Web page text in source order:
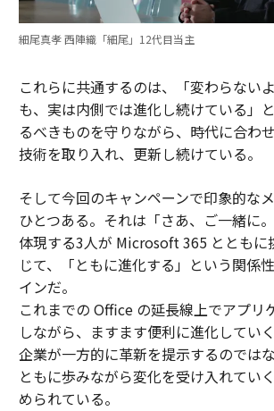
細尾真孝 西陣織「細尾」12代目当主
これらに共通するのは、「変わらない
も、実は内側では進化し続けている」
るべきものを守りながら、時代に合わ
技術を取り入れ、更新し続けている。
そして今回のキャンペーンで印象的な
ひとつある。それは「さあ、ご一緒に
体現する3人が Microsoft 365 とともに
じて、「ともに進化する」という関係
インだ。
これまでの Office の延長線上でアプリ
しながら、ますます便利に進化してい
企業が一方的に革新を提示するのでは
ともに歩みながら変化を受け入れてい
められている。